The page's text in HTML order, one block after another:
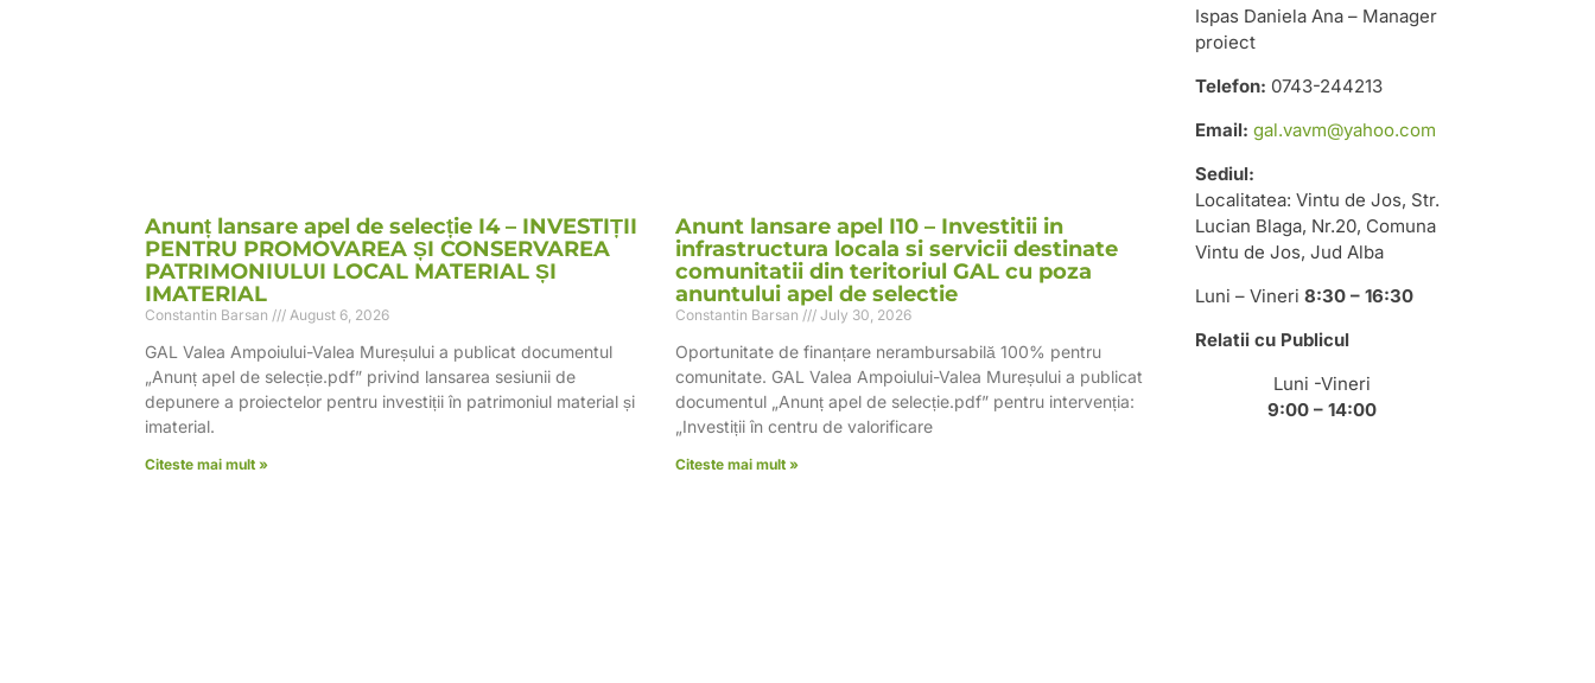
Anunț lansare apel de selecție I4 – INVESTIȚII
PENTRU PROMOVAREA ȘI CONSERVAREA
PATRIMONIULUI LOCAL MATERIAL ȘI
IMATERIAL
Constantin Barsan August 6, 2026
GAL Valea Ampoiului-Valea Mureșului a publicat documentul
„Anunț apel de selecție.pdf” privind lansarea sesiunii de
depunere a proiectelor pentru investiții în patrimoniul material și
imaterial.
Citeste mai mult »
Anunt lansare apel I10 – Investitii in
infrastructura locala si servicii destinate
comunitatii din teritoriul GAL cu poza
anuntului apel de selectie
Constantin Barsan July 30, 2026
Oportunitate de finanțare nerambursabilă 100% pentru
comunitate. GAL Valea Ampoiului-Valea Mureșului a publicat
documentul „Anunț apel de selecție.pdf” pentru intervenția:
„Investiții în centru de valorificare
Citeste mai mult »
Ispas Daniela Ana – Manager
proiect
Telefon: 0743-244213
Email: gal.vavm@yahoo.com
Sediul:
Localitatea: Vintu de Jos, Str.
Lucian Blaga, Nr.20, Comuna
Vintu de Jos, Jud Alba
Luni – Vineri 8:30 – 16:30
Relatii cu Publicul
Luni -Vineri
9:00 – 14:00